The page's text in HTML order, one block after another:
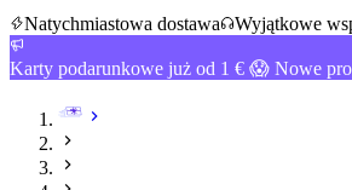
Natychmiastowa dostawa
Wyjątkowe
Karty podarunkowe już od 1 € 😱 Nowe